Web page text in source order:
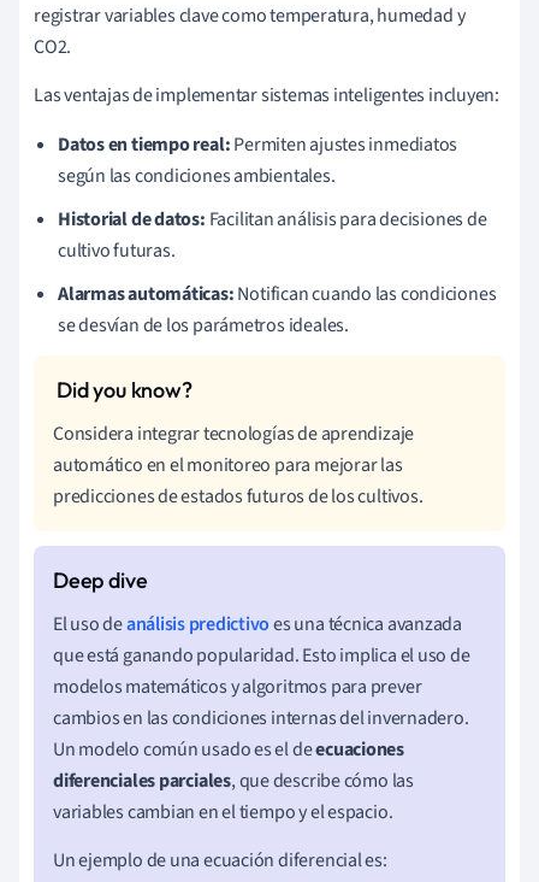
registrar variables clave como temperatura, humedad y
CO2.
Las ventajas de implementar sistemas inteligentes incluyen:
Datos en tiempo real:Permiten ajustes inmediatos
según las condiciones ambientales.
Historial de datos: Facilitan análisis para decisiones de
cultivo futuras.
Alarmas automáticas:Notifican cuando las condiciones
se desvían de los parámetros ideales.
Considera integrar tecnologías de aprendizaje
automático en el monitoreo para mejorar las
predicciones de estados futuros de los cultivos.
El uso deanálisis predictivoes una técnica avanzada
que está ganando popularidad. Esto implica el uso de
modelos matemáticos y algoritmos para prever
cambios en las condiciones internas del invernadero.
Un modelo común usado es el deecuaciones
diferenciales parciales, que describe cómo las
variables cambian en el tiempo y el espacio.
Un ejemplo de una ecuación diferencial es: